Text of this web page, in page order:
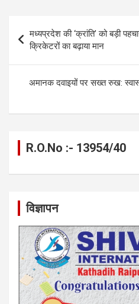
o
o
k
g
er
A
p
p
navigation
मध्यप्रदेश की ‘क्रांति’ को बड़ी
क्रिकेटरों का बढ़ाया मान
अमानक दवाइयों पर सख्त रुख:
R.O.No :- 13954/40
विज्ञापन